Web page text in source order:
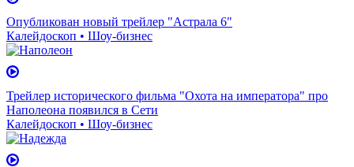
Опубликован новый трейлер "Астрала 6"
Калейдоскоп • Шоу-бизнес
Трейлер исторического фильма "Охота на императора" про
Наполеона появился в Сети
Калейдоскоп • Шоу-бизнес